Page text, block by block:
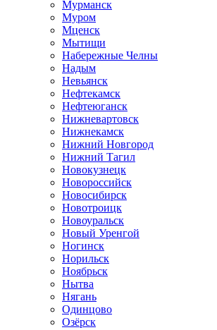
Мурманск
Муром
Мценск
Мытищи
Набережные Челны
Надым
Невьянск
Нефтекамск
Нефтеюганск
Нижневартовск
Нижнекамск
Нижний Новгород
Нижний Тагил
Новокузнецк
Новороссийск
Новосибирск
Новотроицк
Новоуральск
Новый Уренгой
Ногинск
Норильск
Ноябрьск
Нытва
Нягань
Одинцово
Озёрск